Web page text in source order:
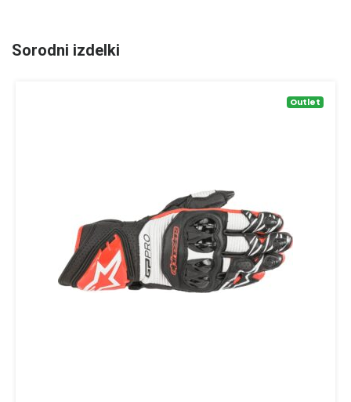
Sorodni izdelki
Outlet